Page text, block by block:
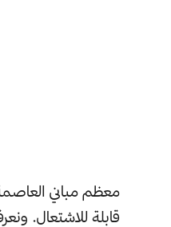
قابلة للاشتعال.